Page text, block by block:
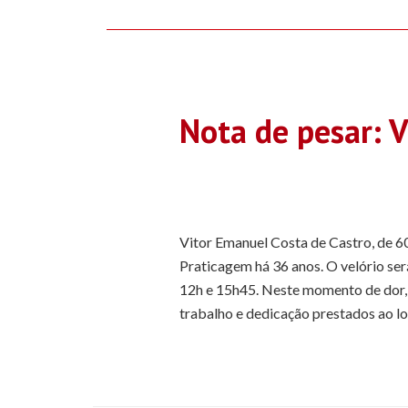
Nota de pesar:
Vitor Emanuel Costa de Castro, de
Praticagem há 36 anos. O velório
12h e 15h45. Neste momento de
trabalho e dedicação prestados ao